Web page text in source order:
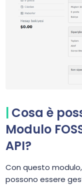
Cosa è
Modulo
API?
Con questo
possono essere